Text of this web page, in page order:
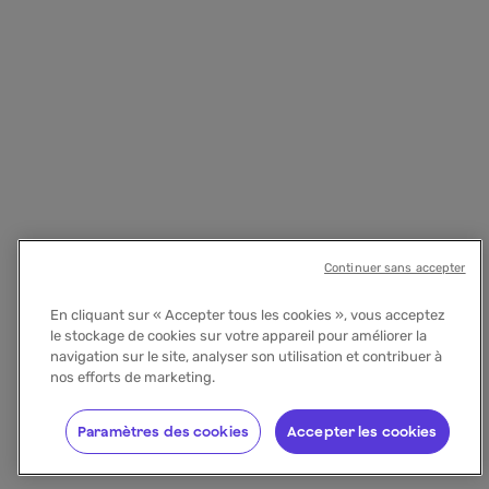
En cliquant sur « Accepter tous les cookies », vous acceptez
le stockage de cookies sur votre appareil pour améliorer la
navigation sur le site, analyser son utilisation et contribuer à
nos efforts de marketing.
Accepter les cookies
Paramètres des cookies
Continuer sans accepter